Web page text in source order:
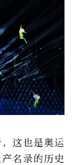
这也是奥运
名录的历史